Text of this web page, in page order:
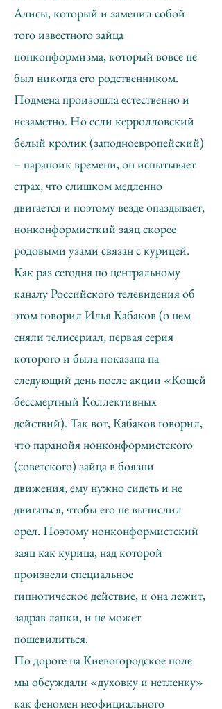
Алисы, который и заменил собой
того известного зайца
нонконформизма, который вовсе не
был никогда его родственником.
Подмена произошла естественно и
незаметно. Но если керролловский
белый кролик (заподноевропейский)
– параноик времени, он испытывает
страх, что слишком медленно
двигается и поэтому везде опаздывает,
нонконформисткий заяц скорее
родовыми узами связан с курицей.
Как раз сегодня по центральному
каналу Российского телевидения об
этом говорил Илья Кабаков (о нем
сняли телисериал, первая серия
которого и была показана на
следующий день после акции «Кощей
бессмертный Коллективных
действий). Так вот, Кабаков говорил,
что паранойя нонконформистского
(советского) зайца в боязни
движения, ему нужно сидеть и не
двигаться, чтобы его не вычислил
орел. Поэтому нонконформистский
заяц как курица, над которой
произвели специальное
гипнотическое действие, и она лежит,
задрав лапки, и не может
пошевилиться.
По дороге на Киевогородское поле
мы обсуждали «духовку и нетленку»
как феномен неофициального